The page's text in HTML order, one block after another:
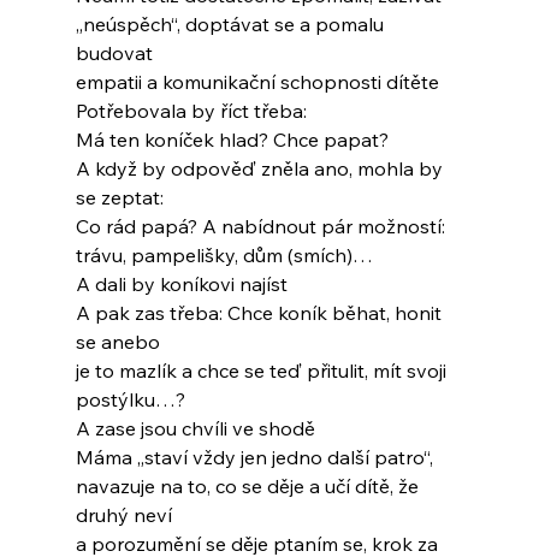
„neúspěch“, doptávat se a pomalu
budovat
empatii a komunikační schopnosti dítěte
Potřebovala by říct třeba:
Má ten koníček hlad? Chce papat?
A když by odpověď zněla ano, mohla by
se zeptat:
Co rád papá? A nabídnout pár možností:
trávu, pampelišky, dům (smích)…
A dali by koníkovi najíst
A pak zas třeba: Chce koník běhat, honit
se anebo
je to mazlík a chce se teď přitulit, mít svoji
postýlku…?
A zase jsou chvíli ve shodě
Máma „staví vždy jen jedno další patro“,
navazuje na to, co se děje a učí dítě, že
druhý neví
a porozumění se děje ptaním se, krok za